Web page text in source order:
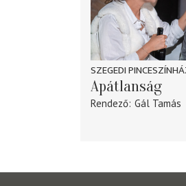
SZEGEDI
Apátlanság
Rendező Gál Tamás